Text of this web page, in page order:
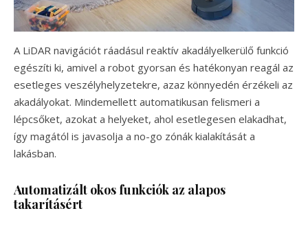
A LiDAR navigációt ráadásul reaktív akadályelkerülő funkció
egészíti ki, amivel a robot gyorsan és hatékonyan reagál az
esetleges veszélyhelyzetekre, azaz könnyedén érzékeli az
akadályokat. Mindemellett automatikusan felismeri a
lépcsőket, azokat a helyeket, ahol esetlegesen elakadhat,
így magától is javasolja a no-go zónák kialakítását a
lakásban.
Automatizált okos funkciók az alapos
takarításért